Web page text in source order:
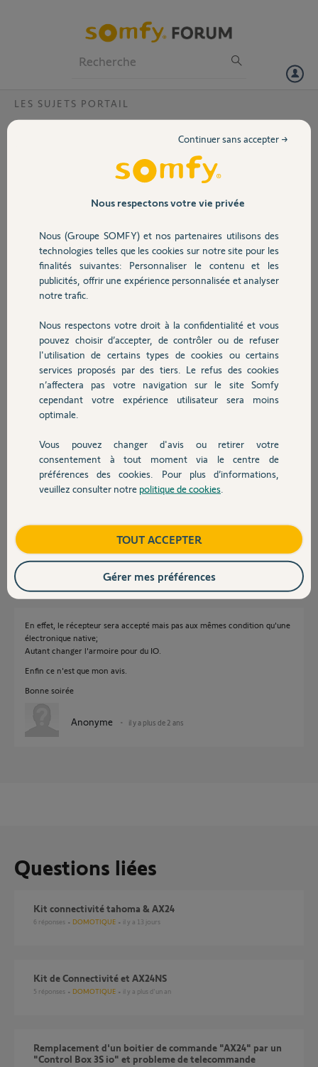
Volet
Sécurité
Domotique
Chauffage
Autres produits
Devis avec un pro
Contact
LES SUJETS PORTAIL
connecter AX24 sur Tahoma
j'ai un portail avec un boitier de commande AX24 avec des
telecommande sous systeme RTS.
est il possible de le raccorder a mabox TAhoma?
MIKE C.
il y a plus de 2 ans
Participer au fil de discussion
Réponses
La AX24 n'est pas compatible Tahoma Switch.
Bonne soirée
Anonyme il y a plus de 2 ans
Même avec un récepteur RTS ? ....
Richy C. il y a plus de 2 ans
En effet, le récepteur sera accepté mais pas aux mêmes condition qu'une
électronique native;
Autant changer l'armoire pour du IO.
Enfin ce n'est que mon avis.
Bonne soirée
Anonyme il y a plus de 2 ans
Questions liées
Kit connectivité tahoma & AX24
6 réponses DOMOTIQUE il y a 13 jours
Kit de Connectivité et AX24NS
5 réponses DOMOTIQUE il y a plus d'un an
Remplacement d'un boitier de commande "AX24" par un
"Control Box 3S io" et probleme de telecommande
Nous respectons votre vie privée
Nous (Groupe SOMFY) et nos partenaires utilisons des
technologies telles que les cookies sur notre site pour les
finalités suivantes: Personnaliser le contenu et les
publicités, offrir une expérience personnalisée et analyser
notre trafic.
Nous respectons votre droit à la confidentialité et vous
pouvez choisir d’accepter, de contrôler ou de refuser
l'utilisation de certains types de cookies ou certains
services proposés par des tiers. Le refus des cookies
n’affectera pas votre navigation sur le site Somfy
cependant votre expérience utilisateur sera moins
optimale.
Vous pouvez changer d'avis ou retirer votre
consentement à tout moment via le centre de
préférences des cookies. Pour plus d’informations,
veuillez consulter notre politique de cookies
Continuer sans accepter →
TOUT ACCEPTER
Gérer mes préférences